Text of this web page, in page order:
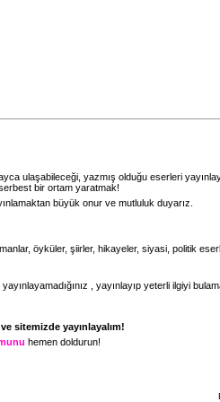
ulaşabileceği, yazmış olduğu eserleri
bir ortam yaratmak!
büyük onur ve mutluluk duyarız.
öyküler, şiirler, hikayeler, siyasi, politik
, yayınlayıp yeterli ilgiyi
sitemizde yayınlayalım!
hemen doldurun!